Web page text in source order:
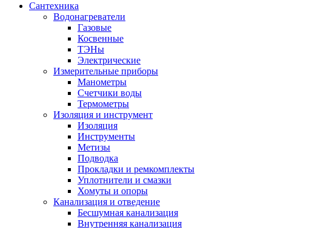
Сантехника
Водонагреватели
Газовые
Косвенные
ТЭНы
Электрические
Измерительные приборы
Манометры
Счетчики воды
Термометры
Изоляция и инструмент
Изоляция
Инструменты
Метизы
Подводка
Прокладки и ремкомплекты
Уплотнители и смазки
Хомуты и опоры
Канализация и отведение
Бесшумная канализация
Внутренняя канализация